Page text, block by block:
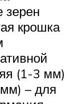
зерен
крошка
(1-3 мм)
– для